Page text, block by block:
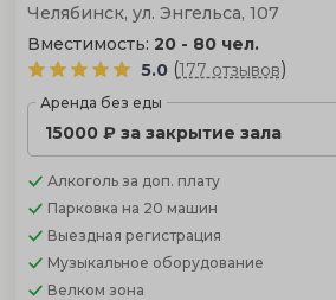
Челябинск, ул. Энгельса, 107
Вместимость: 20 - 80 чел.
5.0 (177 отзывов)
Аренда без еды
15000 ₽ за закрытие зала
Алкоголь за доп. плату
Парковка на 20 машин
Выездная регистрация
Музыкальное оборудование
Велком зона